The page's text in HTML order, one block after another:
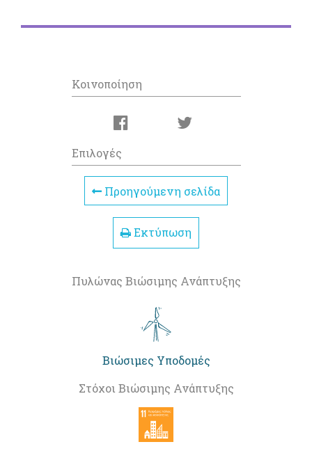
Κοινοποίηση
Επιλογές
Προηγούμενη σελίδα
Εκτύπωση
Πυλώνας Βιώσιμης Ανάπτυξης
Βιώσιμες Υποδομές
Στόχοι Βιώσιμης Ανάπτυξης